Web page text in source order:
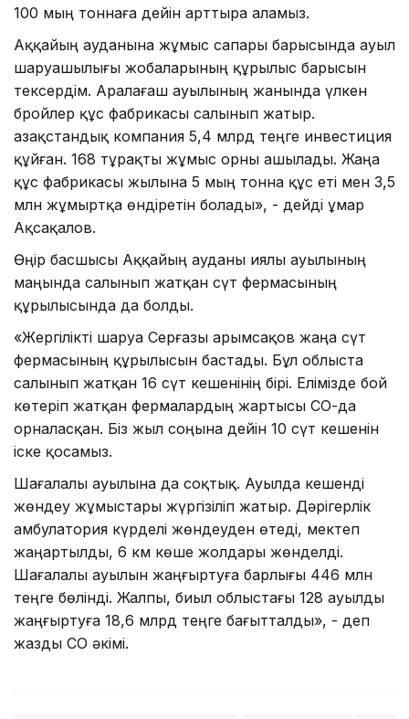
100 мың тоннаға дейін арттыра аламыз.
Аққайың ауданына жұмыс сапары барысында ауыл
шаруашылығы жобаларының құрылыс барысын
тексердім. Аралағаш ауылының жанында үлкен
бройлер құс фабрикасы салынып жатыр.
Қазақстандық компания 5,4 млрд теңге инвестиция
құйған. 168 тұрақты жұмыс орны ашылады. Жаңа
құс фабрикасы жылына 5 мың тонна құс еті мен 3,5
млн жұмыртқа өндіретін болады», - дейді Құмар
Ақсақалов.
Өңір басшысы Аққайың ауданы Қиялы ауылының
маңында салынып жатқан сүт фермасының
құрылысында да болды.
«Жергілікті шаруа Серғазы Қарымсақов жаңа сүт
фермасының құрылысын бастады. Бұл облыста
салынып жатқан 16 сүт кешенінің бірі. Елімізде бой
көтеріп жатқан фермалардың жартысы СҚО-да
орналасқан. Біз жыл соңына дейін 10 сүт кешенін
іске қосамыз.
Шағалалы ауылына да соқтық. Ауылда кешенді
жөндеу жұмыстары жүргізіліп жатыр. Дәрігерлік
амбулатория күрделі жөндеуден өтеді, мектеп
жаңартылды, 6 км көше жолдары жөнделді.
Шағалалы ауылын жаңғыртуға барлығы 446 млн
теңге бөлінді. Жалпы, биыл облыстағы 128 ауылды
жаңғыртуға 18,6 млрд теңге бағытталды», - деп
жазды СҚО әкімі.